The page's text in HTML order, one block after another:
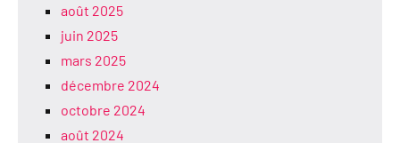
août 2025
juin 2025
mars 2025
décembre 2024
octobre 2024
août 2024